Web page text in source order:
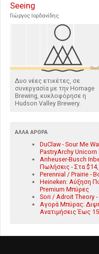
Seeing
Γιώργος Ιορδανίδης
Δυο νέες ετικέτες, σε
συνεργασία με την Homage
Brewing, κυκλοφόρησε η
Hudson Valley Brewery.
ΆΛΛΑ ΆΡΘΡΑ
DuClaw - Sour Me
PastryArchy Unicorn
Anheuser-Busch
Πωλήσεις - Στα
Perennial / Prairie -
Heineken: Αύξηση
Premium Μπύρες
Sori / Adroit Theory
Αγορά Μπύρας:
Ανατιμήσεις Έως